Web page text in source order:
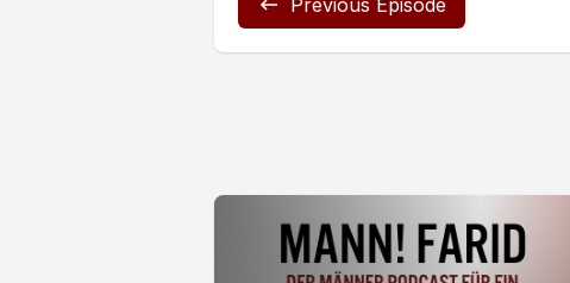
Previous Episode